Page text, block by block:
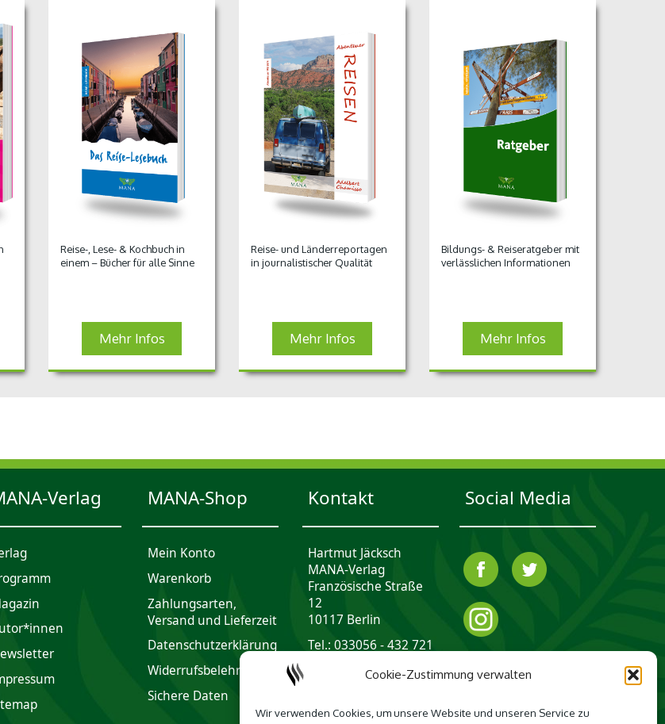
Cookie-Zustimmung verwalten
Wir verwenden Cookies, um unsere Website und unseren Service zu
Reise-, Lese- & Kochbuch in
einem – Bücher für alle Sinne
Mehr Infos
Reise- und Länderreportagen
in journalistischer Qualität
Mehr Infos
Bildungs- & Reiseratgeber mit
verlässlichen Informationen
Mehr Infos
Verlag MANA-Shop
Mein Konto
Waren­korb
Zahlungsarten,
Versand und Lieferzeit
Daten­schutz­er­klärung
Widerrufsbelehrung
Sichere Daten
Kontakt
Hartmut Jäcksch
MANA-Verlag
Französische Straße
12
10117 Berlin
Tel.: 033056 - 432 721
Social Media